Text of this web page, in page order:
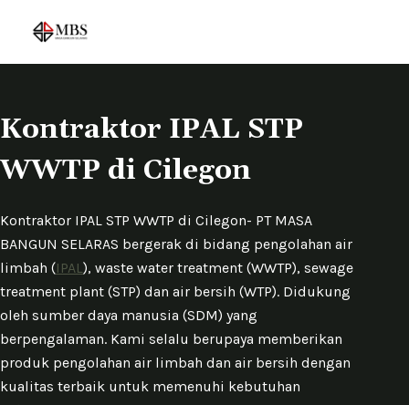
i
t
o
c
Kontraktor IPAL STP
WWTP di Cilegon
Kontraktor IPAL STP WWTP di Cilegon- PT MASA
BANGUN SELARAS bergerak di bidang pengolahan air
limbah (IPAL), waste water treatment (WWTP), sewage
treatment plant (STP) dan air bersih (WTP). Didukung
oleh sumber daya manusia (SDM) yang
berpengalaman. Kami selalu berupaya memberikan
produk pengolahan air limbah dan air bersih dengan
kualitas terbaik untuk memenuhi kebutuhan